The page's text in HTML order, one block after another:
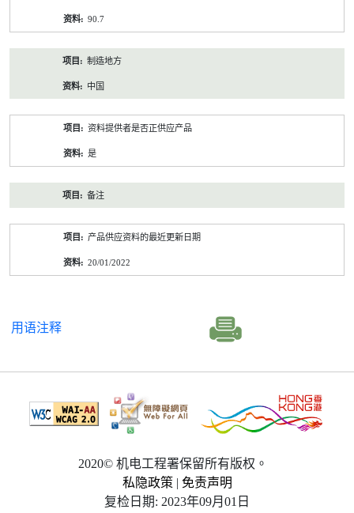
90.7
制造地方
中国
资料提供者是否正供应产品
是
备注
产品供应资料的最近更新日期
20/01/2022
用语注释
2020© 机电工程署保留所有版权。
私隐政策 | 免责声明
复检日期: 2023年09月01日